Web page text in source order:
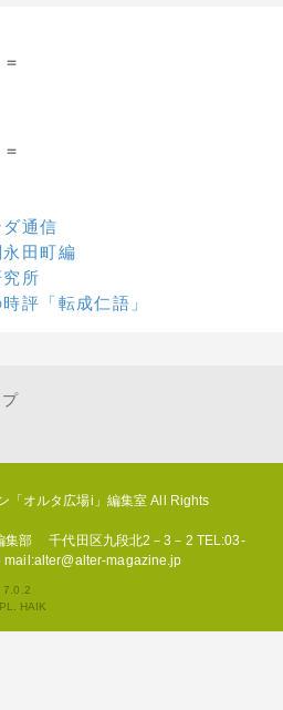
通信
田町編
所
評「転成仁語」
プ
「オルタ広場i」編集室 All Rights
集部 千代田区九段北2－3－2 TEL:03-
magazine.jp
7.0.2
HAIK